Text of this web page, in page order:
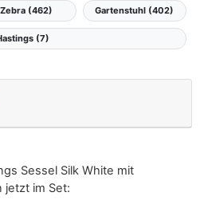
Zebra (462) Gartenstuhl (402)
(7)
Sessel Silk White mit
jetzt im Set: